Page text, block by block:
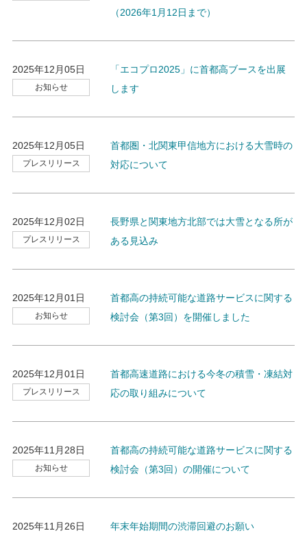
（2026年1月12日まで）
2025年12月05日
お知らせ
「エコプロ2025」に首都高ブースを出展
します
2025年12月05日
プレスリリース
首都圏・北関東甲信地方における大雪時の
対応について
2025年12月02日
プレスリリース
長野県と関東地方北部では大雪となる所が
ある見込み
2025年12月01日
お知らせ
首都高の持続可能な道路サービスに関する
検討会（第3回）を開催しました
2025年12月01日
プレスリリース
首都高速道路における今冬の積雪・凍結対
応の取り組みについて
2025年11月28日
お知らせ
首都高の持続可能な道路サービスに関する
検討会（第3回）の開催について
2025年11月26日 年末年始期間の渋滞回避のお願い